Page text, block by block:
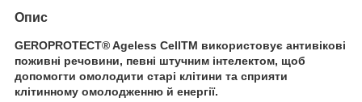
Опис
GEROPROTECT® Ageless CellTM використовує антивікові
поживні речовини, певні штучним інтелектом, щоб
допомогти омолодити старі клітини та сприяти
клітинному омолодженню й енергії.